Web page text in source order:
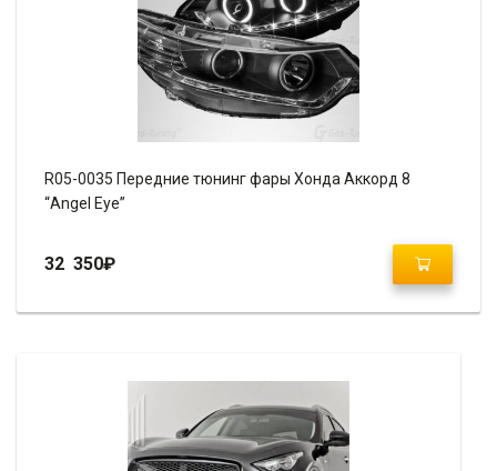
R05-0035 Передние тюнинг фары Хонда Аккорд 8
“Angel Eye”
32 350₽